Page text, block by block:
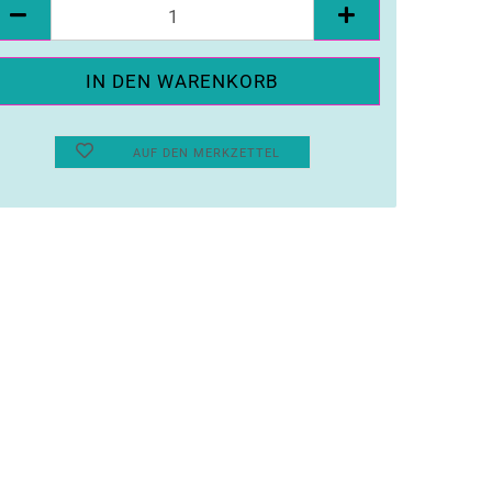
AUF DEN MERKZETTEL